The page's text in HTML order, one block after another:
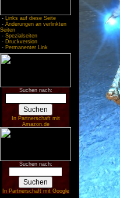
- Links auf diese Seite
- Änderungen an verlinkten
Seiten
- Spezialseiten
- Druckversion
- Permanenter Link
Suchen nach:
In Partnerschaft mit
Amazon.de
Suchen nach:
In Partnerschaft mit Google